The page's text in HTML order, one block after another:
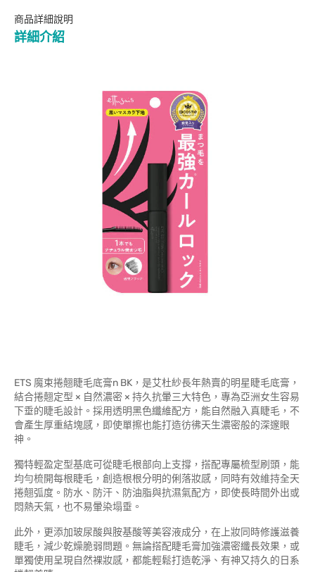
商品詳細說明
詳細介紹
ETS 魔束捲翹睫毛底膏n BK，是艾杜紗長年熱賣的明星睫毛底膏，
結合捲翹定型 × 自然濃密 × 持久抗暈三大特色，專為亞洲女生容易
下垂的睫毛設計。採用透明黑色纖維配方，能自然融入真睫毛，不
會產生厚重結塊感，即使單擦也能打造彷彿天生濃密般的深邃眼
神。
獨特輕盈定型基底可從睫毛根部向上支撐，搭配專屬梳型刷頭，能
均勻梳開每根睫毛，創造根根分明的俐落妝感，同時有效維持全天
捲翹弧度。防水、防汗、防油脂與抗濕氣配方，即使長時間外出或
悶熱天氣，也不易暈染塌垂。
此外，更添加玻尿酸與胺基酸等美容液成分，在上妝同時修護滋養
睫毛，減少乾燥脆弱問題。無論搭配睫毛膏加強濃密纖長效果，或
單獨使用呈現自然裸妝感，都能輕鬆打造乾淨、有神又持久的日系